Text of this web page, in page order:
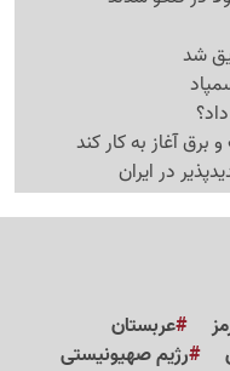
شد
آغاز به کار کند
در ایران
عربستان
رژیم صهیونیستی